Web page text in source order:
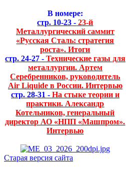
В номере:
стр. 10-23 - 23-й
Металлургический саммит
«Русская Сталь: стратегия
роста». Итоги
стр. 24-27 - Технические газы для
металлургии. Артем
Серебренников, руководитель
Air Liquide в России. Интервью
стр. 28-31 - На стыке теории и
практики. Александр
Котельников, генеральный
директор АО «НПП «Машпром».
Интервью
Старая версия сайта